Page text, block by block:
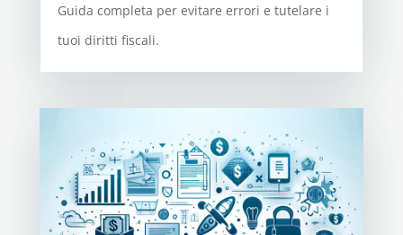
Guida completa per evitare errori e tutelare i
tuoi diritti fiscali.